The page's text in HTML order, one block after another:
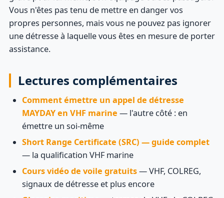
Vous n'êtes pas tenu de mettre en danger vos
propres personnes, mais vous ne pouvez pas ignorer
une détresse à laquelle vous êtes en mesure de porter
assistance.
Lectures complémentaires
Comment émettre un appel de détresse
MAYDAY en VHF marine — l'autre côté : en
émettre un soi-même
Short Range Certificate (SRC) — guide complet
— la qualification VHF marine
Cours vidéo de voile gratuits— VHF, COLREG,
signaux de détresse et plus encore